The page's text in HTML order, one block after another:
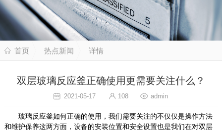
首页 热点新闻 详情
双层玻璃反应釜正确使用更需要关注什么？
2021-05-17 108 admin
玻璃反应釜如何正确的使用，我们需要关注的不仅仅是操作方法
和维护保养这两方面，设备的安装位置和安全设置也是我们在对双层